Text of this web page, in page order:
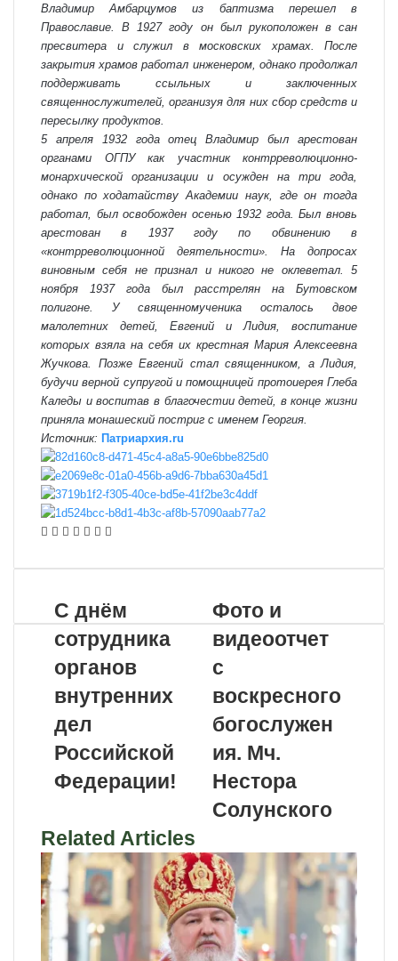
Владимир Амбарцумов из баптизма перешел в
Православие. В 1927 году он был рукоположен в сан
пресвитера и служил в московских храмах. После
закрытия храмов работал инженером, однако продолжал
поддерживать ссыльных и заключенных
священнослужителей, организуя для них сбор средств и
пересылку продуктов.
5 апреля 1932 года отец Владимир был арестован
органами ОГПУ как участник контрреволюционно-
монархической организации и осужден на три года,
однако по ходатайству Академии наук, где он тогда
работал, был освобожден осенью 1932 года. Был вновь
арестован в 1937 году по обвинению в
«контрреволюционной деятельности». На допросах
виновным себя не признал и никого не оклеветал. 5
ноября 1937 года был расстрелян на Бутовском
полигоне. У священномученика осталось двое
малолетних детей, Евгений и Лидия, воспитание
которых взяла на себя их крестная Мария Алексеевна
Жучкова. Позже Евгений стал священником, а Лидия,
будучи верной супругой и помощницей протоиерея Глеба
Каледы и воспитав в благочестии детей, в конце жизни
приняла монашеский постриг с именем Георгия.
Источник: Патриархия.ru
VKontakte
Odnoklassniki
WhatsApp
Telegram
ViberПоделиться
почте
С днём
сотрудника
органов
внутренних
дел
Российской
Федерации!
Фото и
видеоотчет
с
воскресного
богослужен
ия. Мч.
Нестора
Солунского
Related Articles